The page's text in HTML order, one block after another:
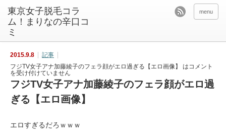
東京女子脱毛コラ
ム！まりなの辛口コ
ミ
menu
2015.9.8
記事
フジTV女子アナ加藤綾子のフェラ顔がエロ過ぎる【エロ画像】 はコメント
を受け付けていません
フジTV女子アナ加藤綾子のフェラ顔がエロ過
ぎる【エロ画像】
エロすぎるだろｗｗｗ